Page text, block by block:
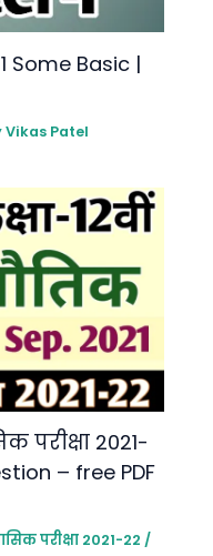
Some Basic |
Vikas Patel
परीक्षा 2021-
– free PDF
परीक्षा 2021-22 /